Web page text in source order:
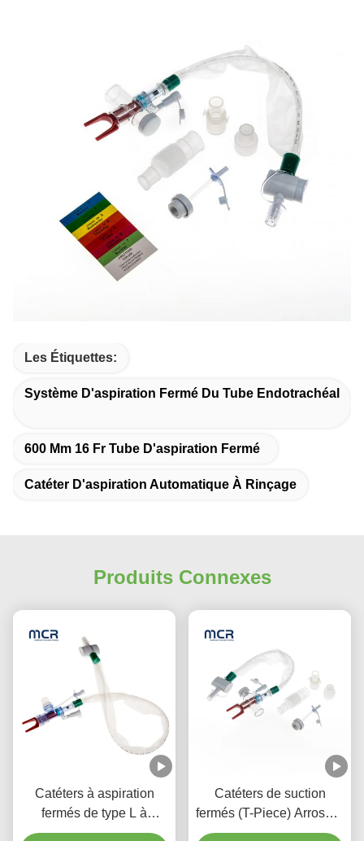
Les Étiquettes:
Système D'aspiration Fermé Du Tube Endotrachéal
600 Mm 16 Fr Tube D'aspiration Fermé
Catéter D'aspiration Automatique À Rinçage
Produits Connexes
Catéters à aspiration
fermés de type L à
rinçage automatique 10 à
Catéters de suction
fermés (T-Piece) Arroseur
automatique 72H Pour